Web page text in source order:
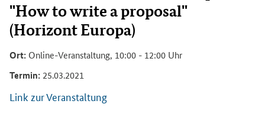
"How to write a proposal"
(Horizont Europa)
Ort: Online-Veranstaltung, 10:00 - 12:00 Uhr
Termin: 25.03.2021
Link zur Veranstaltung